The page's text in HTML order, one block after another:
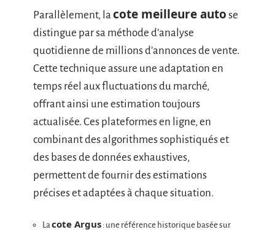
Parallèlement, la cote meilleure auto se
distingue par sa méthode d’analyse
quotidienne de millions d’annonces de vente.
Cette technique assure une adaptation en
temps réel aux fluctuations du marché,
offrant ainsi une estimation toujours
actualisée. Ces plateformes en ligne, en
combinant des algorithmes sophistiqués et
des bases de données exhaustives,
permettent de fournir des estimations
précises et adaptées à chaque situation.
Lacote Argus : une référence historique basée sur